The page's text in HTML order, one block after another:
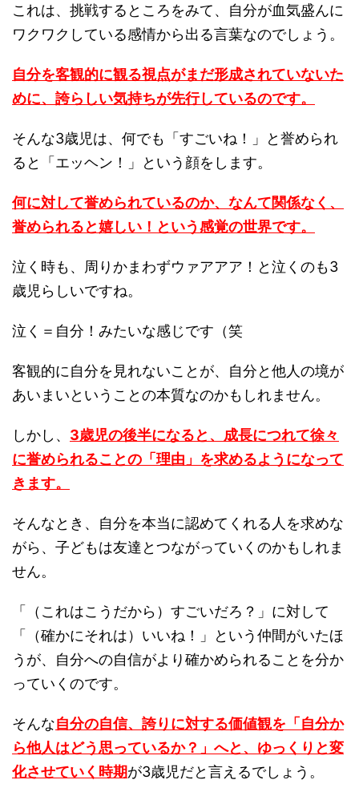
これは、挑戦するところをみて、自分が血気盛んに
ワクワクしている感情から出る言葉なのでしょう。
自分を客観的に観る視点がまだ形成されていないた
めに、誇らしい気持ちが先行しているのです。
そんな3歳児は、何でも「すごいね！」と誉められ
ると「エッヘン！」という顔をします。
何に対して誉められているのか、なんて関係なく、
誉められると嬉しい！という感覚の世界です。
泣く時も、周りかまわずウァアアア！と泣くのも3
歳児らしいですね。
泣く＝自分！みたいな感じです（笑
客観的に自分を見れないことが、自分と他人の境が
あいまいということの本質なのかもしれません。
しかし、 3歳児の後半になると、成長につれて徐々
に誉められることの「理由」を求めるようになって
きます。
そんなとき、自分を本当に認めてくれる人を求めな
がら、子どもは友達とつながっていくのかもしれま
せん。
「（これはこうだから）すごいだろ？」に対して
「（確かにそれは）いいね！」という仲間がいたほ
うが、自分への自信がより確かめられることを分か
っていくのです。
そんな自分の自信、誇りに対する価値観を「自分か
ら他人はどう思っているか？」へと、ゆっくりと変
化させていく時期が3歳児だと言えるでしょう。